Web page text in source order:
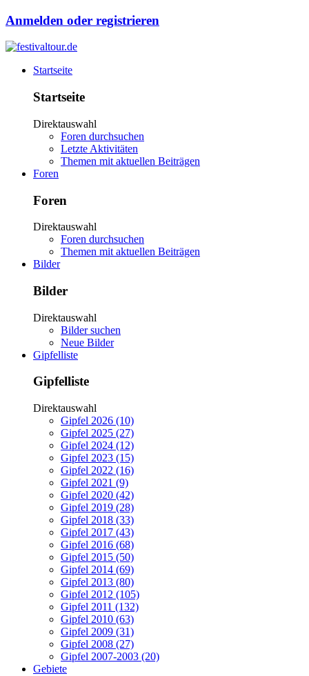
Anmelden oder registrieren
Startseite
Startseite
Direktauswahl
Foren durchsuchen
Letzte Aktivitäten
Themen mit aktuellen Beiträgen
Foren
Foren
Direktauswahl
Foren durchsuchen
Themen mit aktuellen Beiträgen
Bilder
Bilder
Direktauswahl
Bilder suchen
Neue Bilder
Gipfelliste
Gipfelliste
Direktauswahl
Gipfel 2026 (10)
Gipfel 2025 (27)
Gipfel 2024 (12)
Gipfel 2023 (15)
Gipfel 2022 (16)
Gipfel 2021 (9)
Gipfel 2020 (42)
Gipfel 2019 (28)
Gipfel 2018 (33)
Gipfel 2017 (43)
Gipfel 2016 (68)
Gipfel 2015 (50)
Gipfel 2014 (69)
Gipfel 2013 (80)
Gipfel 2012 (105)
Gipfel 2011 (132)
Gipfel 2010 (63)
Gipfel 2009 (31)
Gipfel 2008 (27)
Gipfel 2007-2003 (20)
Gebiete